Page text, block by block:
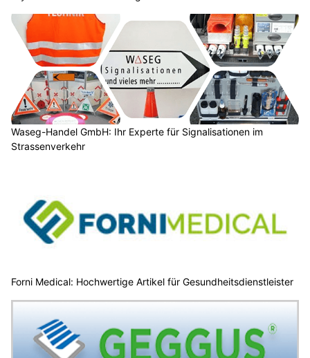
Waseg-Handel GmbH: Ihr Experte für Signalisationen im
Strassenverkehr
Forni Medical: Hochwertige Artikel für Gesundheitsdienstleister